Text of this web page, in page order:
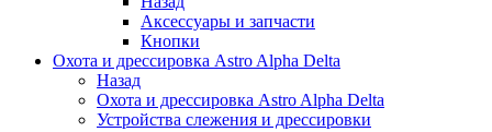
Аксессуары и запчасти
Кнопки
Охота и дрессировка Astro Alpha Delta
Назад
Охота и дрессировка Astro Alpha Delta
Устройства слежения и дрессировки